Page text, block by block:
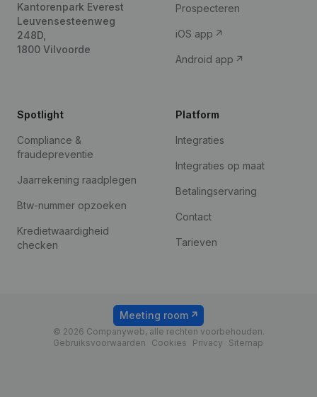
Kantorenpark Everest
Leuvensesteenweg
248D,
1800 Vilvoorde
Prospecteren
iOS app
Android app
Spotlight
Compliance &
fraudepreventie
Jaarrekening raadplegen
Btw-nummer opzoeken
Kredietwaardigheid
checken
Platform
Integraties
Integraties op maat
Betalingservaring
Contact
Tarieven
© 2026 Companyweb, alle rechten voorbehouden.
Gebruiksvoorwaarden
Cookies Privacy Sitemap
Meeting room